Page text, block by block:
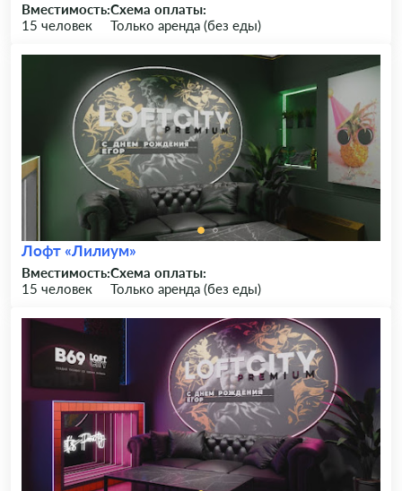
Вместимость:
15 человек
Схема оплаты:
Только аренда (без еды)
Лофт «Лилиум»
Вместимость:
15 человек
Схема оплаты:
Только аренда (без еды)